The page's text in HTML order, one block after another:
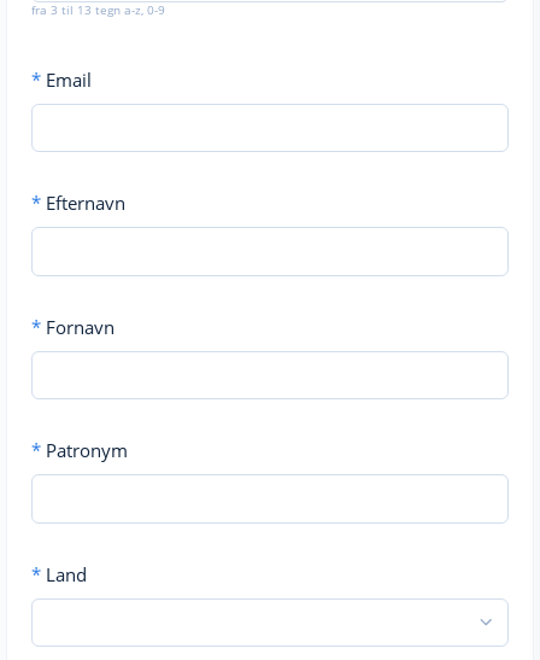
fra 3 til 13 tegn a-z, 0-9
* Email
* Efternavn
* Fornavn
* Patronym
* Land